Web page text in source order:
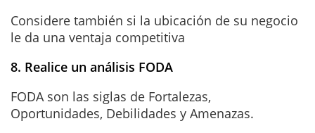
Considere también si la ubicación de su negocio
le da una ventaja competitiva
8. Realice un análisis FODA
FODA son las siglas de Fortalezas,
Oportunidades, Debilidades y Amenazas.